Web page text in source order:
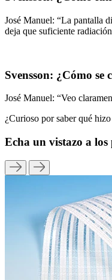
José Manuel: “La pantalla
deja que suficiente
Svensson: ¿Cómo se
José Manuel: “Veo
¿Curioso por saber qué
Echa un vistazo a los